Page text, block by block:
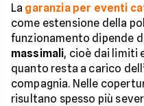
La garanzia per eventi
come estensione della
funzionamento dipende
massimali, cioè dai limiti
quanto resta a carico
compagnia. Nelle
risultano spesso più